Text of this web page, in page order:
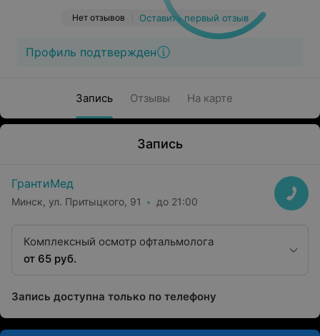
Нет отзывов Оставить первый отзыв
Профиль подтвержден
Запись Отзывы На карте
Запись
ГрантиМед
Минск, ул. Притыцкого, 91 до 21:00
Комплексный осмотр офтальмолога
от 65 руб.
Запись доступна только по телефону